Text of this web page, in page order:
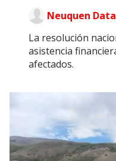
La resolución
asistencia
afectados.
Neuquen Data